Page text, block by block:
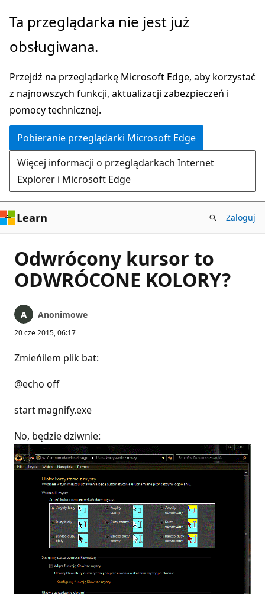
Przejdź
głównej
Ta przeglądarka nie jest już
obsługiwana.
Przejdź na przeglądarkę Microsoft Edge, aby korzystać
z najnowszych funkcji, aktualizacji zabezpieczeń i
pomocy technicznej.
Pobieranie przeglądarki Microsoft Edge
Więcej informacji o przeglądarkach Internet
Explorer i Microsoft Edge
Learn Zaloguj
Odwrócony kursor to
ODWRÓCONE KOLORY?
Anonimowe
20 cze 2015, 06:17
Zmieńilem plik bat:
@echo off
start magnify.exe
No, będzie dziwnie: